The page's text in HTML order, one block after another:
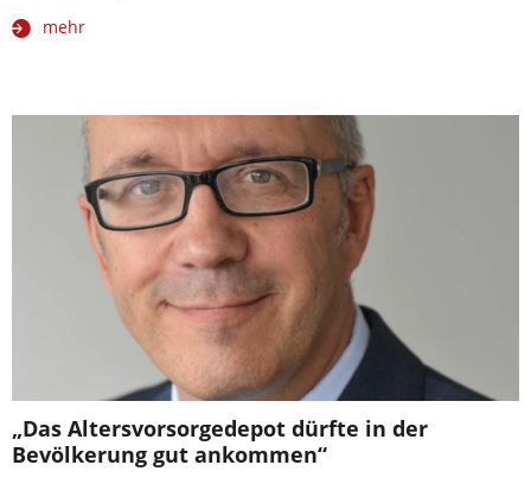
mehr
„Das Altersvorsorgedepot dürfte in der
Bevölkerung gut ankommen“